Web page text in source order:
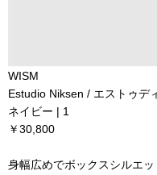
WISM
Estudio Niksen / エストゥデ
ネイビー | 1
￥30,800
身幅広めでボックスシルエッ